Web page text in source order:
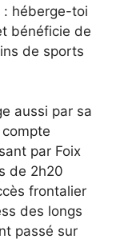
: héberge-toi
bénéficie de
de sports
aussi par sa
par Foix
de 2h20
frontalier
des longs
passé sur